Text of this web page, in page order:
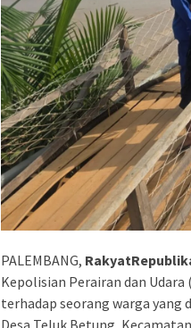
PALEMBANG,
Kepolisian Perairan dan
terhadap seorang warga yang
Desa Teluk Betung,